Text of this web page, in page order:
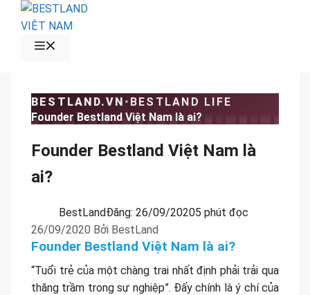
Chuyển
BESTLAND.VN • BESTLAND LIFE
Founder Bestland Việt Nam là ai?
Founder Bestland Việt Nam là
ai?
BestLandĐăng: 26/09/20205 phút đọc
26/09/2020 Bởi BestLand
Founder Bestland Việt Nam là ai?
“Tuổi trẻ của một chàng trai nhất định phải trải qua
thăng trầm trong sự nghiệp”. Đấy chính là ý chí của